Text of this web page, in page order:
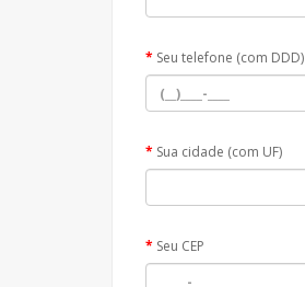
Seu telefone (com DDD)
Sua cidade (com UF)
Seu CEP